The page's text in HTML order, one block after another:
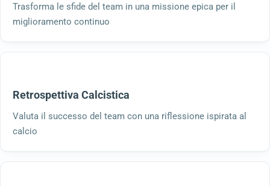
Trasforma le sfide del team in una missione epica per il
miglioramento continuo
Retrospettiva Calcistica
Valuta il successo del team con una riflessione ispirata al
calcio